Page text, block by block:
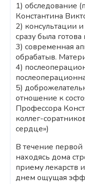
1) обследование
Константина
2) консультации
сразу была
3) современная
обрабатыв.
4)
5)
отношение к
Профессора
коллег-
сердце»)
В течение
находясь дома
приему лекарств
днем ощущая